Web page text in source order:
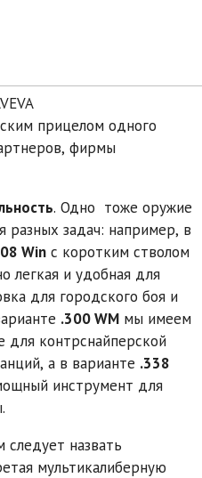
прицелом одного
фирмы
. Одно тоже оружие
разных задач: например, в
Win с коротким стволом
легкая и удобная для
для городского боя и
.300 WM мы имеем
для контрснайперской
а в варианте .338
инструмент для
назвать
мультикалиберную